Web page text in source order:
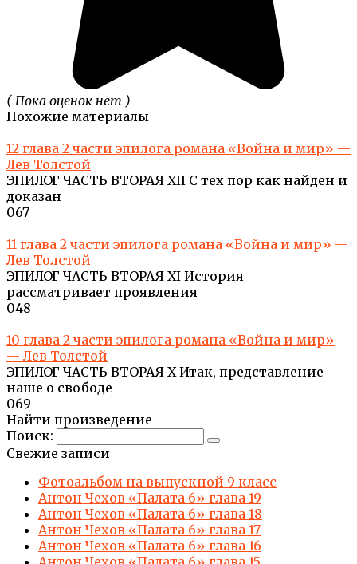
( Пока оценок нет )
Похожие материалы
12 глава 2 части эпилога романа «Война и мир» —
Лев Толстой
ЭПИЛОГ ЧАСТЬ ВТОРАЯ XII С тех пор как найден и
доказан
067
11 глава 2 части эпилога романа «Война и мир» —
Лев Толстой
ЭПИЛОГ ЧАСТЬ ВТОРАЯ XI История
рассматривает проявления
048
10 глава 2 части эпилога романа «Война и мир»
— Лев Толстой
ЭПИЛОГ ЧАСТЬ ВТОРАЯ X Итак, представление
наше о свободе
069
Найти произведение
Поиск:
Свежие записи
Фотоальбом на выпускной 9 класс
Антон Чехов «Палата 6» глава 19
Антон Чехов «Палата 6» глава 18
Антон Чехов «Палата 6» глава 17
Антон Чехов «Палата 6» глава 16